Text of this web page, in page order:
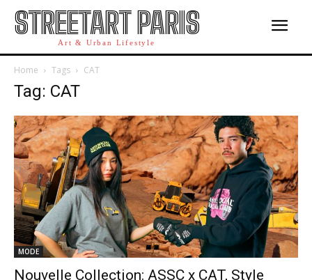
STREETART PARIS
Art & Urban Lifestyle
Home Tags CAT
Tag: CAT
MODE
Nouvelle Collection: ASSC x CAT, Style